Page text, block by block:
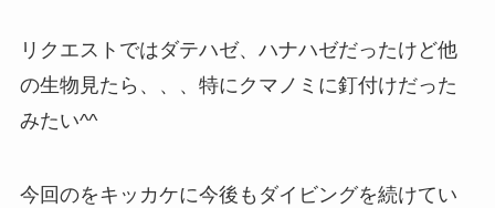
リクエストではダテハゼ、ハナハゼだったけど他
の生物見たら、、、特にクマノミに釘付けだった
みたい^^
今回のをキッカケに今後もダイビングを続けてい